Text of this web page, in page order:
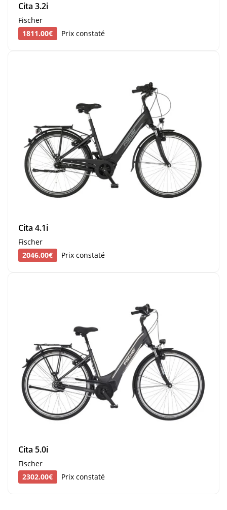
Cita 3.2i
Fischer
1811.00€
Prix constaté
Cita 4.1i
Fischer
2046.00€
Prix constaté
Cita 5.0i
Fischer
2302.00€
Prix constaté